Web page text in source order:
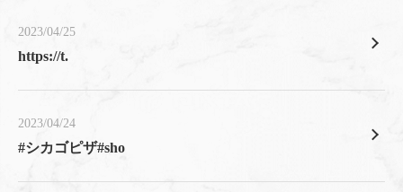
2023/04/25
https://t.
2023/04/24
#シカゴピザ#sho